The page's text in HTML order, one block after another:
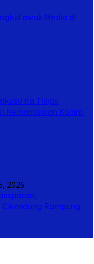
awak Media di
Tinjau
Kemanusiaan Kodim
2026
Rampung